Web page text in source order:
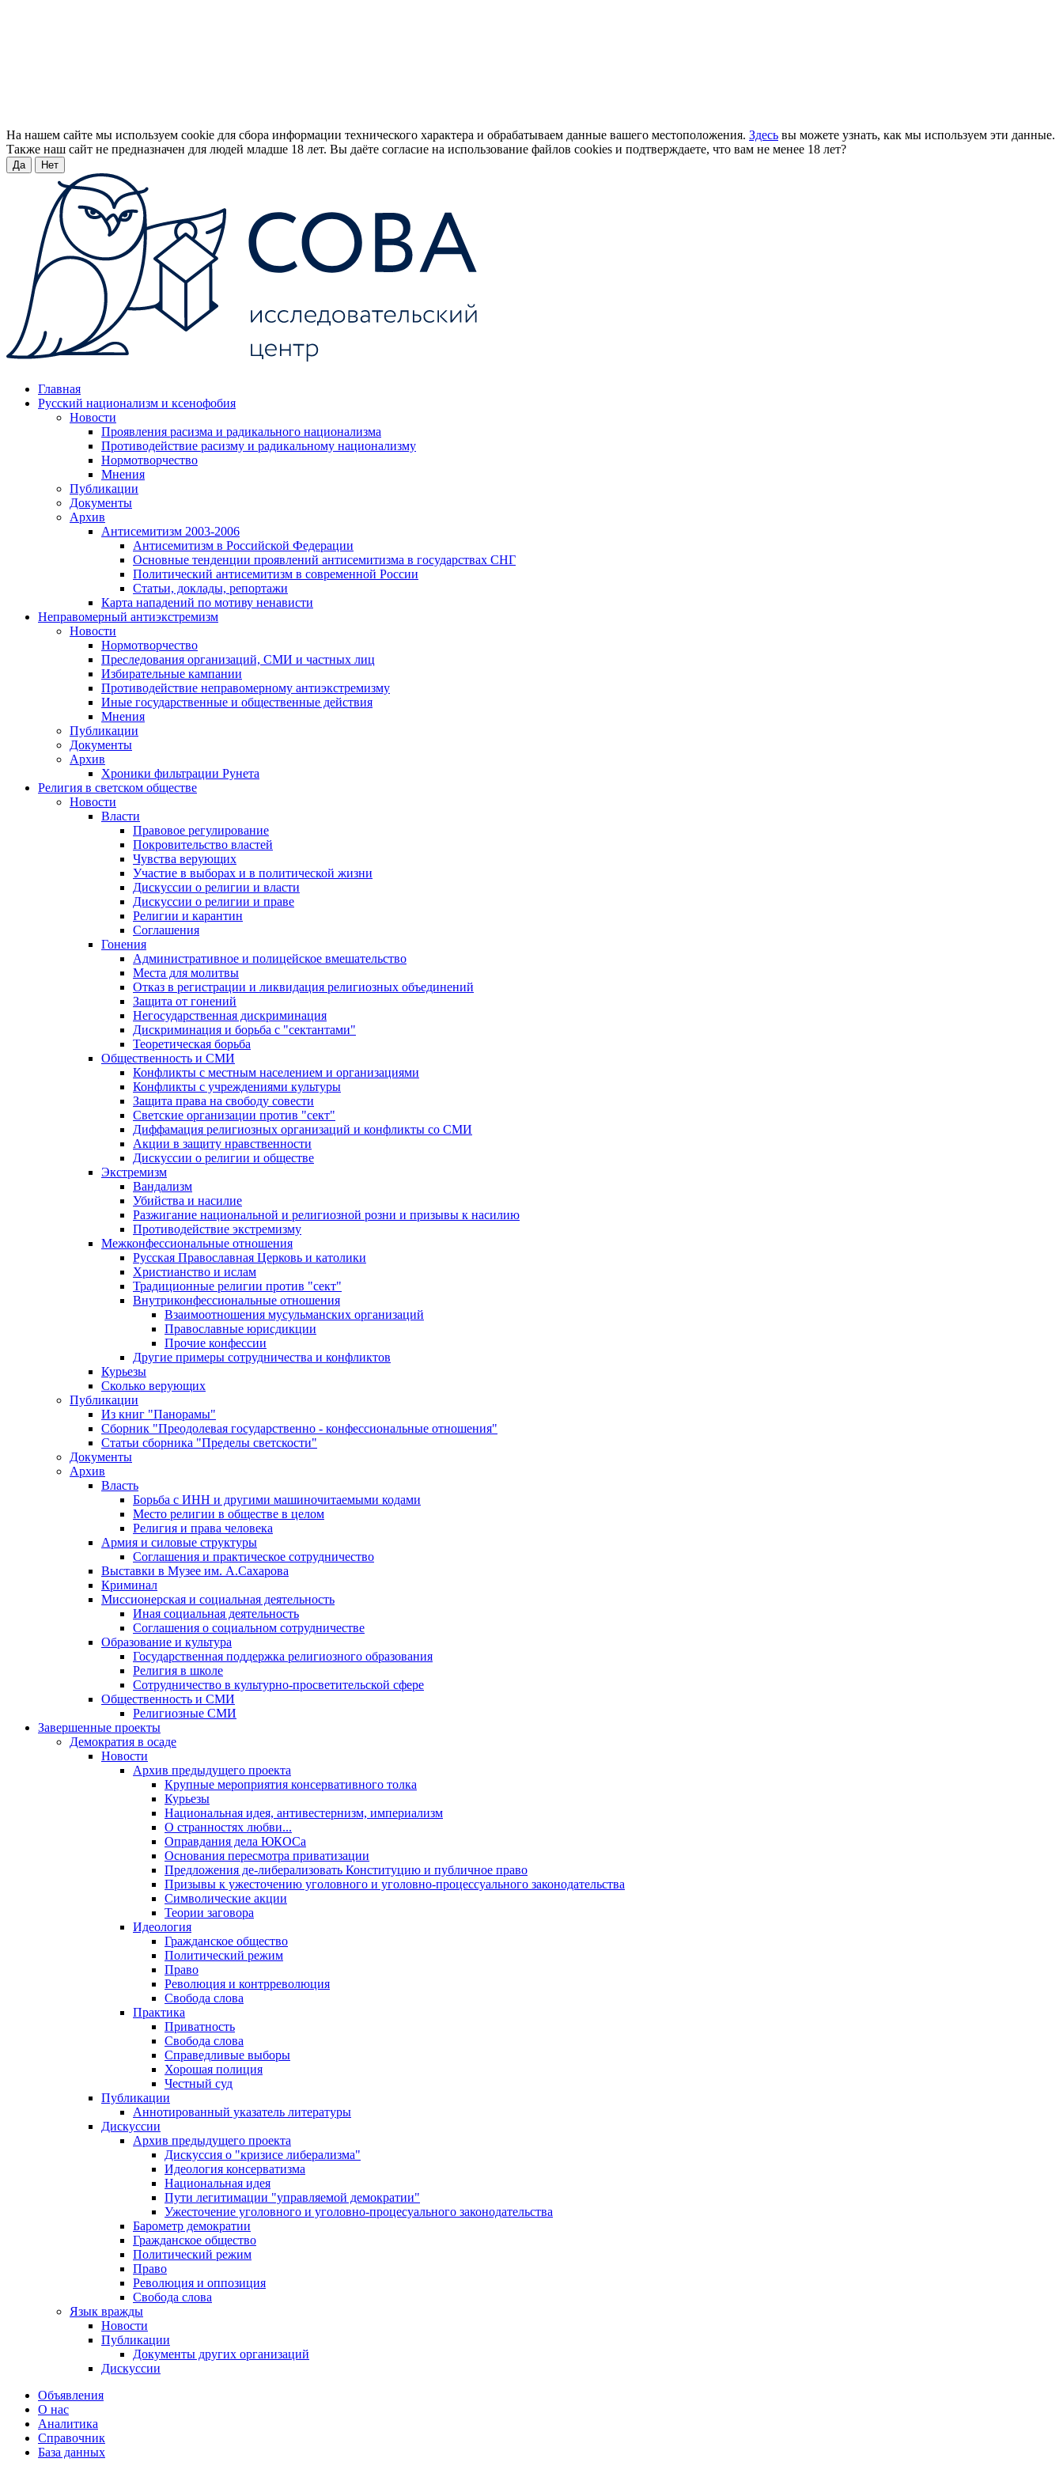
На нашем сайте мы используем cookie для сбора информации технического характера и обрабатываем данные вашего местоположения. Здесь вы можете узнать, как мы используем эти данные.
Также наш сайт не предназначен для людей младше 18 лет. Вы даёте согласие на использование файлов cookies и подтверждаете, что вам не менее 18 лет?
Да Нет
Главная
Русский национализм и ксенофобия
Новости
Проявления расизма и радикального национализма
Противодействие расизму и радикальному национализму
Нормотворчество
Мнения
Публикации
Документы
Архив
Антисемитизм 2003-2006
Антисемитизм в Российской Федерации
Основные тенденции проявлений антисемитизма в государствах СНГ
Политический антисемитизм в современной России
Статьи, доклады, репортажи
Карта нападений по мотиву ненависти
Неправомерный антиэкстремизм
Новости
Нормотворчество
Преследования организаций, СМИ и частных лиц
Избирательные кампании
Противодействие неправомерному антиэкстремизму
Иные государственные и общественные действия
Мнения
Публикации
Документы
Архив
Хроники фильтрации Рунета
Религия в светском обществе
Новости
Власти
Правовое регулирование
Покровительство властей
Чувства верующих
Участие в выборах и в политической жизни
Дискуссии о религии и власти
Дискуссии о религии и праве
Религии и карантин
Соглашения
Гонения
Административное и полицейское вмешательство
Места для молитвы
Отказ в регистрации и ликвидация религиозных объединений
Защита от гонений
Негосударственная дискриминация
Дискриминация и борьба с "сектантами"
Теоретическая борьба
Общественность и СМИ
Конфликты с местным населением и организациями
Конфликты с учреждениями культуры
Защита права на свободу совести
Светские организации против "сект"
Диффамация религиозных организаций и конфликты со СМИ
Акции в защиту нравственности
Дискуссии о религии и обществе
Экстремизм
Вандализм
Убийства и насилие
Разжигание национальной и религиозной розни и призывы к насилию
Противодействие экстремизму
Межконфессиональные отношения
Русская Православная Церковь и католики
Христианство и ислам
Традиционные религии против "сект"
Внутриконфессиональные отношения
Взаимоотношения мусульманских организаций
Православные юрисдикции
Прочие конфессии
Другие примеры сотрудничества и конфликтов
Курьезы
Сколько верующих
Публикации
Из книг "Панорамы"
Сборник "Преодолевая государственно - конфессиональные отношения"
Статьи сборника "Пределы светскости"
Документы
Архив
Власть
Борьба с ИНН и другими машиночитаемыми кодами
Место религии в обществе в целом
Религия и права человека
Армия и силовые структуры
Соглашения и практическое сотрудничество
Выставки в Музее им. А.Сахарова
Криминал
Миссионерская и социальная деятельность
Иная социальная деятельность
Соглашения о социальном сотрудничестве
Образование и культура
Государственная поддержка религиозного образования
Религия в школе
Сотрудничество в культурно-просветительской сфере
Общественность и СМИ
Религиозные СМИ
Завершенные проекты
Демократия в осаде
Новости
Архив предыдущего проекта
Крупные мероприятия консервативного толка
Курьезы
Национальная идея, антивестернизм, империализм
О странностях любви...
Оправдания дела ЮКОСа
Основания пересмотра приватизации
Предложения де-либерализовать Конституцию и публичное право
Призывы к ужесточению уголовного и уголовно-процессуального законодательства
Символические акции
Теории заговора
Идеология
Гражданское общество
Политический режим
Право
Революция и контрреволюция
Свобода слова
Практика
Приватность
Свобода слова
Справедливые выборы
Хорошая полиция
Честный суд
Публикации
Аннотированный указатель литературы
Дискуссии
Архив предыдущего проекта
Дискуссия о "кризисе либерализма"
Идеология консерватизма
Национальная идея
Пути легитимации "управляемой демократии"
Ужесточение уголовного и уголовно-процесуального законодательства
Барометр демократии
Гражданское общество
Политический режим
Право
Революция и оппозиция
Свобода слова
Язык вражды
Новости
Публикации
Документы других организаций
Дискуссии
Объявления
О нас
Аналитика
Справочник
База данных